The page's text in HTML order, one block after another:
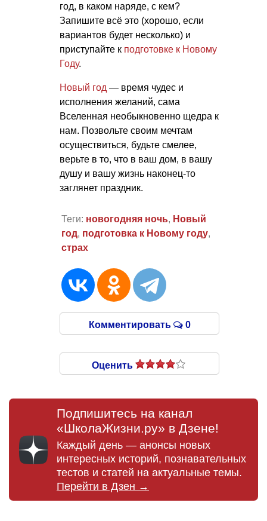
год, в каком наряде, с кем?
Запишите всё это (хорошо, если
вариантов будет несколько) и
приступайте к подготовке к Новому
Году.
Новый год — время чудес и
исполнения желаний, сама
Вселенная необыкновенно щедра к
нам. Позвольте своим мечтам
осуществиться, будьте смелее,
верьте в то, что в ваш дом, в вашу
душу и вашу жизнь наконец-то
заглянет праздник.
Теги: новогодняя ночь, Новый
год, подготовка к Новому году,
страх
Комментировать 0
Оценить
Подпишитесь на канал
«ШколаЖизни.ру» в Дзене!
Каждый день — анонсы новых
интересных историй, познавательных
тестов и статей на актуальные темы.
Перейти в Дзен →